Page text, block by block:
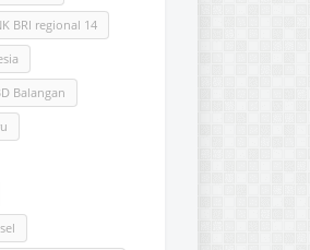
BRI regional 14
Balangan